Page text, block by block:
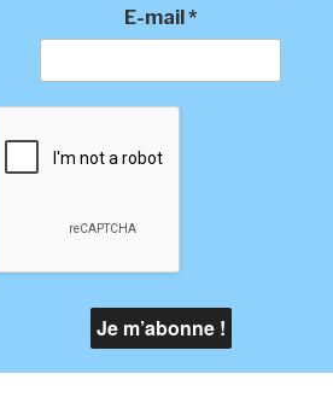
E-mail*